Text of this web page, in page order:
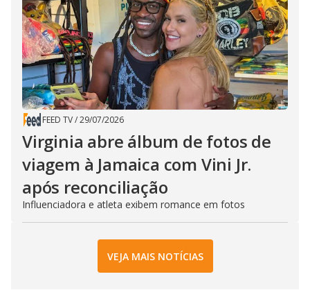
FEED TV/29/07/2026
Virginia abre álbum de fotos de
viagem à Jamaica com Vini Jr.
após reconciliação
Influenciadora e atleta exibem romance em fotos
VEJA MAIS NOTÍCIAS